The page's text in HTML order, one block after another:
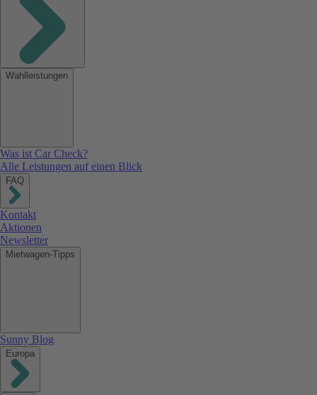
Wahlleistungen
Was ist Car Check?
Alle Leistungen auf einen Blick
FAQ
Kontakt
Aktionen
Newsletter
Mietwagen-Tipps
Sunny Blog
Europa